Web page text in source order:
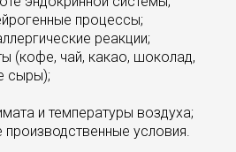
процессы;
реакции;
(кофе, чай, какао, шоколад,
сыры);
и температуры воздуха;
производственные условия.